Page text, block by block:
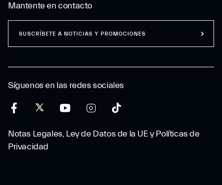
Síguenos en las redes sociales
Notas Legales, Ley de Datos de la UE y Políticas de
Privacidad
Mantente en contacto
SUSCRÍBETE A NOTICIAS Y PROMOCIONES